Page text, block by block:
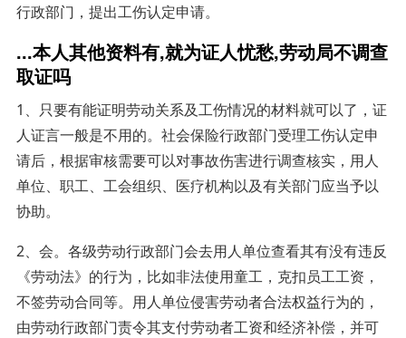
行政部门，提出工伤认定申请。
...本人其他资料有,就为证人忧愁,劳动局不调查
取证吗
1、只要有能证明劳动关系及工伤情况的材料就可以了，证
人证言一般是不用的。社会保险行政部门受理工伤认定申
请后，根据审核需要可以对事故伤害进行调查核实，用人
单位、职工、工会组织、医疗机构以及有关部门应当予以
协助。
2、会。各级劳动行政部门会去用人单位查看其有没有违反
《劳动法》的行为，比如非法使用童工，克扣员工工资，
不签劳动合同等。用人单位侵害劳动者合法权益行为的，
由劳动行政部门责令其支付劳动者工资和经济补偿，并可